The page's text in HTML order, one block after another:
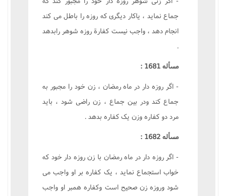
جماع نمايد ، ياکار ديگرى که روزه را باطل مى کند
انجام دهد ، واجب نيست کفارة روزه شوهر رابدهد
.
مسأله 1681 :
- اگر روزه دار در ماه رمضان ، زن خود را مجبور به
جماع کند ودر بين جماع ، زن راضى شود ، بايد
مرد دو کفاره وزن يک کفاره بدهد .
مسأله 1682 :
- اگر روزه دار در ماه رمضان با زن روزه دار خود که
خواب استجماع نمايد ، يک کفاره بر او واجب مى
شود وروزه زن صحيح است وکفاره همبر او واجب